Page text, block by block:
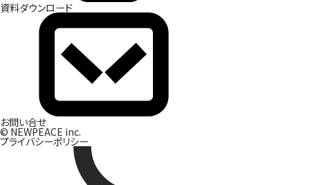
資料ダウンロード
お問い合せ
© NEWPEACE inc.
プライバシーポリシー